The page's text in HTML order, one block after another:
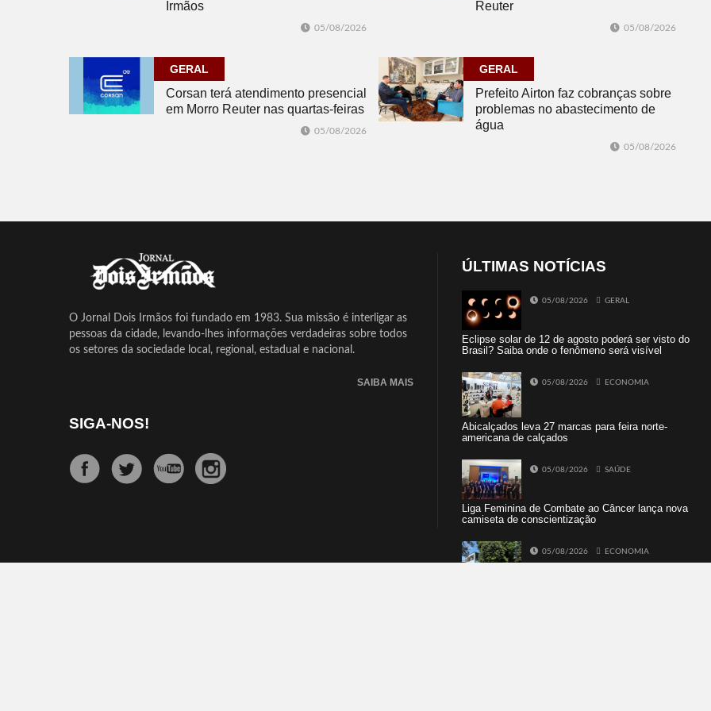
Irmãos
05/08/2026
Reuter
05/08/2026
GERAL
Corsan terá atendimento presencial
em Morro Reuter nas quartas-feiras
05/08/2026
GERAL
Prefeito Airton faz cobranças sobre
problemas no abastecimento de
água
05/08/2026
O Jornal Dois Irmãos foi fundado em 1983. Sua missão é interligar as
pessoas da cidade, levando-lhes informações verdadeiras sobre todos
os setores da sociedade local, regional, estadual e nacional.
SAIBA MAIS
SIGA-NOS!
ÚLTIMAS NOTÍCIAS
05/08/2026 GERAL
Eclipse solar de 12 de agosto poderá ser visto do
Brasil? Saiba onde o fenômeno será visível
05/08/2026 ECONOMIA
Abicalçados leva 27 marcas para feira norte-
americana de calçados
05/08/2026 SAÚDE
Liga Feminina de Combate ao Câncer lança nova
camiseta de conscientização
05/08/2026 ECONOMIA